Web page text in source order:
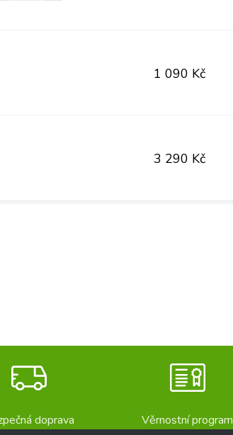
1 090 Kč
3 290 Kč
doprava Věrnostní program